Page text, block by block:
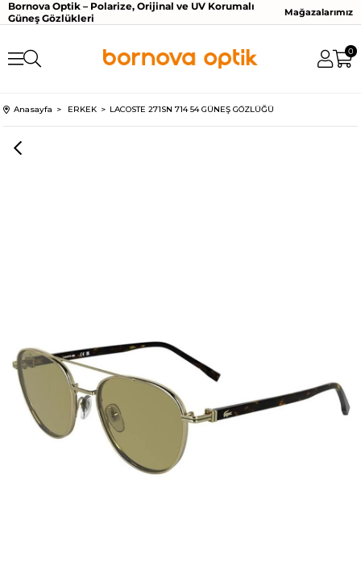
Bornova Optik – Polarize, Orijinal ve UV Korumalı
Güneş Gözlükleri
Mağazalarımız
0
Anasayfa ERKEK LACOSTE 271SN 714 54 GÜNEŞ GÖZLÜĞÜ